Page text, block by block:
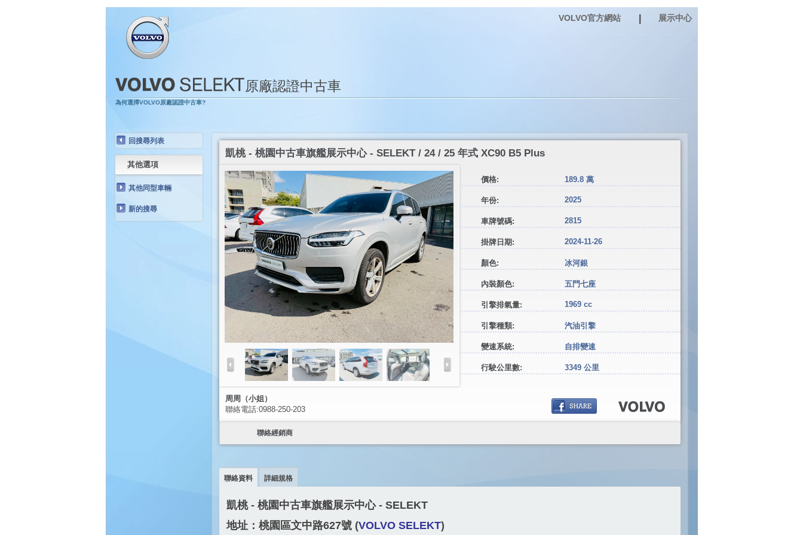
展示中心
VOLVO官方網站
原廠認證中古車
為何選擇VOLVO原廠認證中古車?
回搜尋列表
其他選項
其他同型車輛
新的搜尋
凱桃 - 桃園中古車旗艦展示中心 - SELEKT / 24 / 25 年式 XC90 B5 Plus
價格: 189.8 萬
年份: 2025
車牌號碼: 2815
掛牌日期: 2024-11-26
顏色: 冰河銀
內裝顏色: 五門七座
引擎排氣量: 1969 cc
引擎種類: 汽油引擎
變速系統: 自排變速
行駛公里數: 3349 公里
周周（小姐）
聯絡電話:0988-250-203
聯絡經銷商
聯絡資料 詳細規格
凱桃 - 桃園中古車旗艦展示中心 - SELEKT
地址：桃園區文中路627號 (VOLVO SELEKT)